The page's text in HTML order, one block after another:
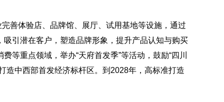
善体验店、品牌馆、展厅、试用基地等设施，通过
引潜在客户，塑造品牌形象，提升产品认知与购买
等重点领域，举办“天府首发季”等活动，鼓励“四川
造中西部首发经济标杆区。到2028年，高标准打造